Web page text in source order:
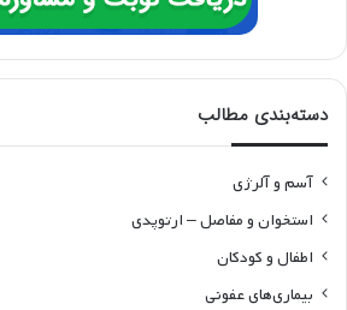
دسته‌بندی مطالب
آسم و آلرژی
استخوان و مفاصل – ارتوپدی
اطفال و کودکان
بیماری‌های عفونی